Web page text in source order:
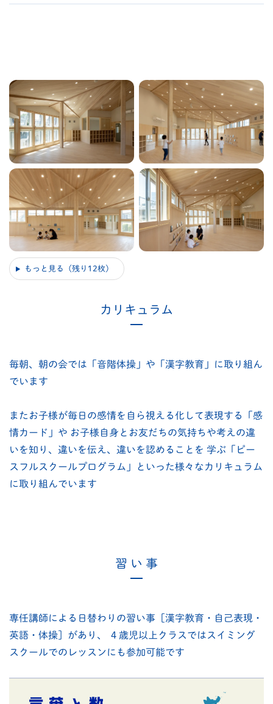
もっと見る（残り12枚）
カリキュラム
毎朝、朝の会では「音階体操」や「漢字教育」に取り組ん
でいます
またお子様が毎日の感情を自ら視える化して表現する「感
情カード」や お子様自身とお友だちの気持ちや考えの違
いを知り、違いを伝え、違いを認めることを 学ぶ「ピー
スフルスクールプログラム」といった様々なカリキュラム
に取り組んでいます
習 い 事
専任講師による日替わりの習い事［漢字教育・自己表現・
英語・体操］があり、
４歳児以上クラスではスイミング
スクールでのレッスンにも参加可能です